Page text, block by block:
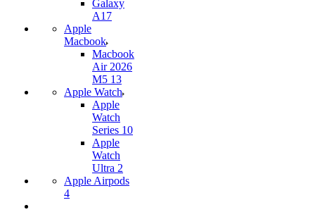
Galaxy
A17
Apple
Macbook
Macbook
Air 2026
M5 13
Apple Watch
Apple
Watch
Series 10
Apple
Watch
Ultra 2
Apple Airpods
4